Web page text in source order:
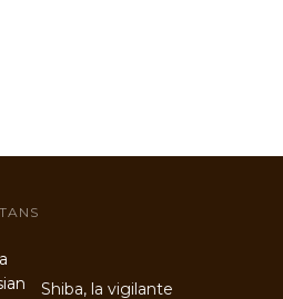
Shiba, la vigilante